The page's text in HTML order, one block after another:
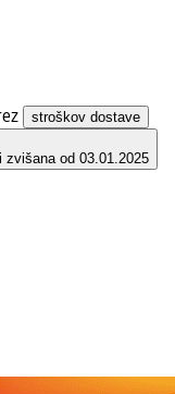
stroškov dostave
zvišana od 03.01.2025